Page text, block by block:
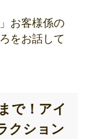
お客様係の
をお話して
で！アイ
クション